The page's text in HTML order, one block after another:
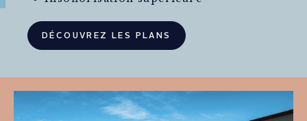
DÉCOUVREZ LES PLANS